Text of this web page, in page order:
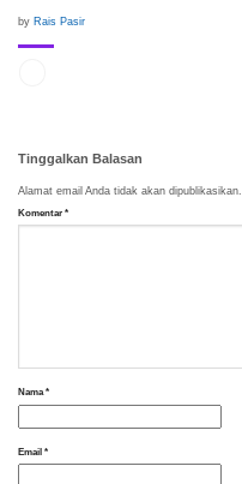
by Rais Pasir
Tinggalkan Balasan
Alamat email Anda tidak akan dipublikasikan.
Komentar *
Nama*
Email *